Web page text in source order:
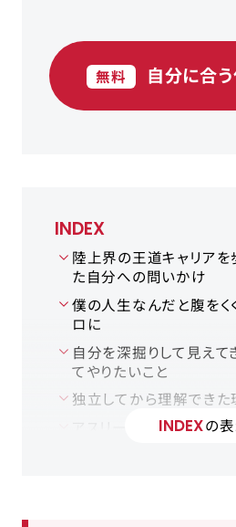
無料 自分に合
INDEX
陸上界の王道キャリアを
た自分への問いかけ
僕の人生なんだと腹をく
ロに
自分を深掘りして見えて
てやりたいこと
独立してから理解でき
アスリートであり経営者
INDEXの